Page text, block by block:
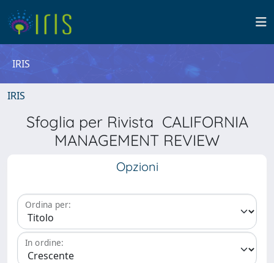
IRIS
IRIS
Sfoglia per Rivista CALIFORNIA
MANAGEMENT REVIEW
Opzioni
Ordina per:
In ordine: